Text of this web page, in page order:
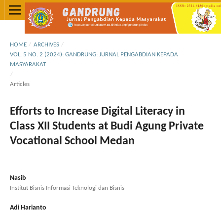
HOME / ARCHIVES /
VOL. 5 NO. 2 (2024): GANDRUNG: JURNAL PENGABDIAN KEPADA
MASYARAKAT
/
Articles
Efforts to Increase Digital Literacy in
Class XII Students at Budi Agung Private
Vocational School Medan
Nasib
Institut Bisnis Informasi Teknologi dan Bisnis
Adi Harianto